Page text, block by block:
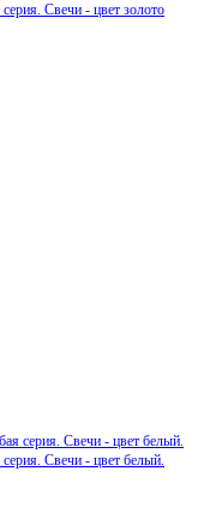
Свечи - цвет золото
Свечи - цвет белый.